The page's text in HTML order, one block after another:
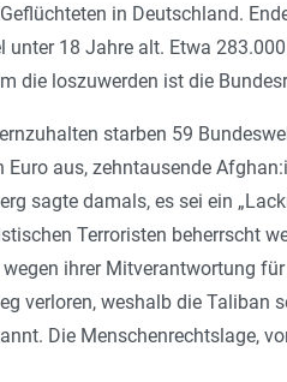
in Deutschland.
18 Jahre alt. Etwa
die loszuwerden ist die
starben 59
aus, zehntausende
sagte damals, es sei ein
Terroristen beherrscht
ihrer Mitverantwortung
verloren, weshalb die Taliban
Die Menschenrechtslage,